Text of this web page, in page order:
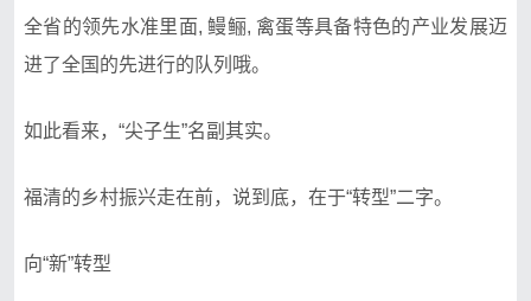
全省的领先水准里面, 鳗鲡, 禽蛋等具备特色的产业发展迈
进了全国的先进行的队列哦。
如此看来，“尖子生”名副其实。
福清的乡村振兴走在前，说到底，在于“转型”二字。
向“新”转型